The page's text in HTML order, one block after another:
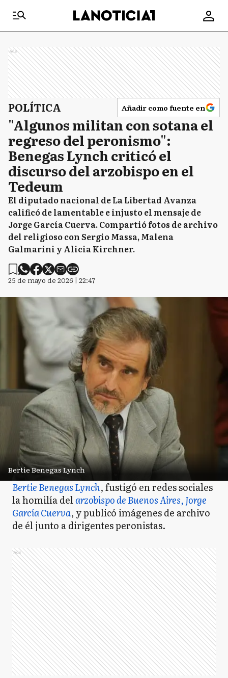
Ads
POLÍTICA Añadir como fuente en
"Algunos militan con sotana el
regreso del peronismo":
Benegas Lynch criticó el
discurso del arzobispo en el
Tedeum
El diputado nacional de La Libertad Avanza
calificó de lamentable e injusto el mensaje de
Jorge García Cuerva. Compartió fotos de archivo
del religioso con Sergio Massa, Malena
Galmarini y Alicia Kirchner.
25 de mayo de 2026 | 22:47
Bertie Benegas Lynch
Bertie Benegas Lynch, fustigó en redes sociales
la homilía delarzobispo de Buenos Aires, Jorge
García Cuerva, y publicó imágenes de archivo
de él junto a dirigentes peronistas.
Ads